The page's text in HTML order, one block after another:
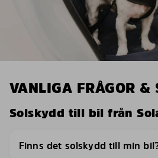
VANLIGA FRÅGOR &
Solskydd till bil från
Finns det solskydd till min